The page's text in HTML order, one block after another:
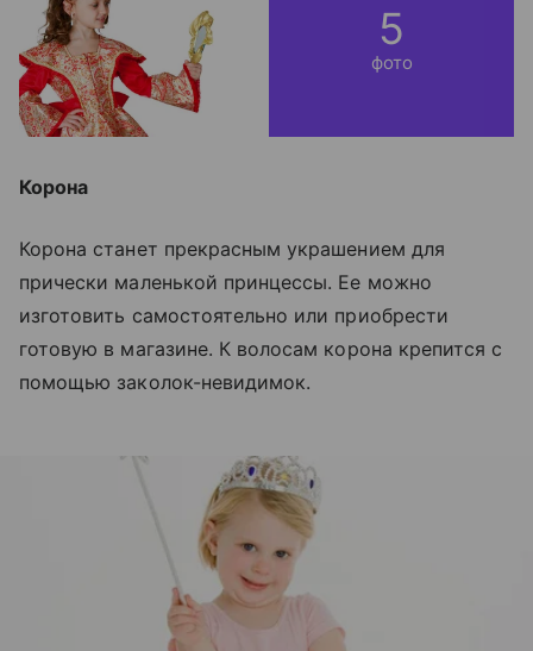
5
фото
Корона
Корона станет прекрасным украшением для
прически маленькой принцессы. Ее можно
изготовить самостоятельно или приобрести
готовую в магазине. К волосам корона крепится с
помощью заколок-невидимок.